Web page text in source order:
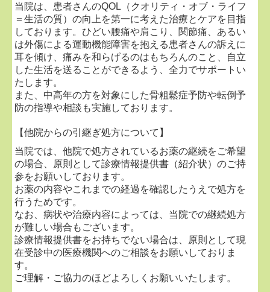
・過去に骨折したことがある方
・ご家族に骨粗鬆症や骨折歴のある方
【費用】
保険診療：約1,500円（3割負担の場合）
自費検査：5,000円
保険診療・自費診療ともに対応しております。お気軽
にご相談ください。
肩・膝・足の痛みを中心とした専門医外来を開始しま
した。
なかなか改善しない痛みや、日常生活でお困りの症状
について、専門的な視点で診療を行います。
＜膝の専門外来＞
・奇数週の火曜日 16：00～18：30
＜肩の専門外来＞
・奇数週の金曜日 15:00～18:30
当院は、患者さんのQOL（クオリティ・オブ・ライフ
＝生活の質）の向上を第一に考えた治療とケアを目指
しております。ひどい腰痛や肩こり、関節痛、あるい
は外傷による運動機能障害を抱える患者さんの訴えに
耳を傾け、痛みを和らげるのはもちろんのこと、自立
した生活を送ることができるよう、全力でサポートい
たします。
また、中高年の方を対象にした骨粗鬆症予防や転倒予
防の指導や相談も実施しております。
【他院からの引継ぎ処方について】
当院では、他院で処方されているお薬の継続をご希望
の場合、原則として診療情報提供書（紹介状）のご持
参をお願いしております。
お薬の内容やこれまでの経過を確認したうえで処方を
行うためです。
なお、病状や治療内容によっては、当院での継続処方
が難しい場合もございます。
診療情報提供書をお持ちでない場合は、原則として現
在受診中の医療機関へのご相談をお願いしておりま
す。
ご理解・ご協力のほどよろしくお願いいたします。